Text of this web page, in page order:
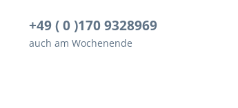
+49 ( 0 )170 9328969
auch am Wochenende